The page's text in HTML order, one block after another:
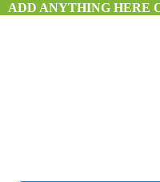
ADD ANYTHING HERE